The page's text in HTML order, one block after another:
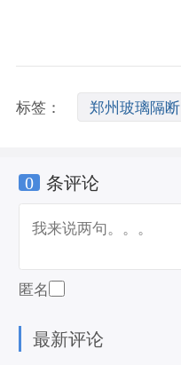
标签： 郑州玻璃隔断
郑州玻璃反应釜采购
0 条评论
匿名
最新评论